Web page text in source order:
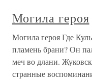
Могила героя
Могила героя Где
пламень брани? Он
меч во длани.
странные